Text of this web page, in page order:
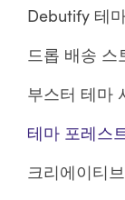
Debutify 테
드롭 배송 스
부스터 테마
테마 포레스
크리에이티